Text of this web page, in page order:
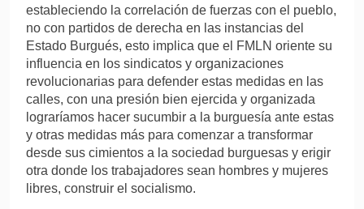
estableciendo la correlación de fuerzas con el pueblo,
no con partidos de derecha en las instancias del
Estado Burgués, esto implica que el FMLN oriente su
influencia en los sindicatos y organizaciones
revolucionarias para defender estas medidas en las
calles, con una presión bien ejercida y organizada
lograríamos hacer sucumbir a la burguesía ante estas
y otras medidas más para comenzar a transformar
desde sus cimientos a la sociedad burguesas y erigir
otra donde los trabajadores sean hombres y mujeres
libres, construir el socialismo.